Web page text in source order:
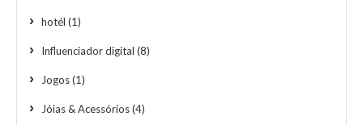
hotél (1)
Influenciador digital (8)
Jogos(1)
Jóias & Acessórios(4)